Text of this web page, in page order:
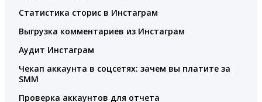
Статистика сторис в Инстаграм
Выгрузка комментариев из Инстаграм
Аудит Инстаграм
Чекап аккаунта в соцсетях: зачем вы платите за
SMM
Проверка аккаунтов для отчета